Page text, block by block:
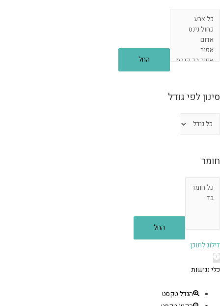
החל
סינון לפי גודל
חומר
החל
דילוג לתוכן
פתח
סרגל
כלי נגישות
הגדל טקסט